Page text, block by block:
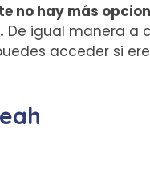
no hay más
De igual manera a
acceder si